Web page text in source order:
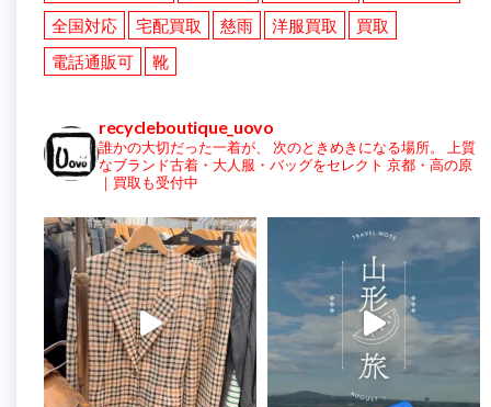
全国対応
宅配買取 慈雨 洋服買取
買取
電話通販可
靴
recycleboutique_uovo
誰かの大切だった一着が、 次のときめきになる場所。
上質
なブランド古着・大人服・バッグをセレクト 京都・高の原
｜買取も受付中